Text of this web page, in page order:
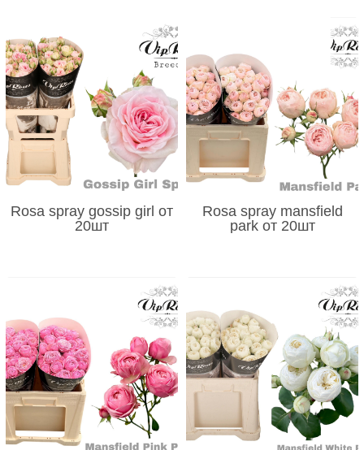
Rosa spray gossip girl от
20шт
Rosa spray mansfield
park от 20шт